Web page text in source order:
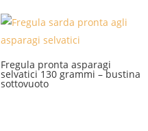
Fregula pronta asparagi
selvatici 130 grammi – bustina
sottovuoto